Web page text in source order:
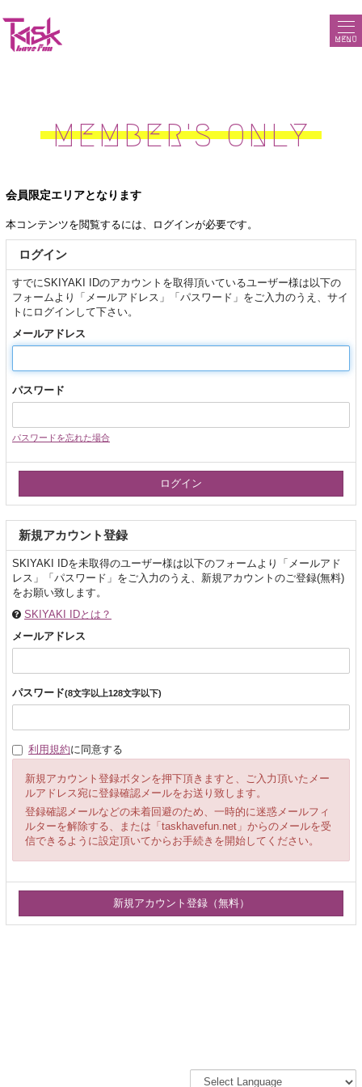
MENU
MEMBER'S ONLY
会員限定エリアとなります
本コンテンツを閲覧するには、ログインが必要です。
ログイン
すでにSKIYAKI IDのアカウントを取得頂いているユーザー様は以下の
フォームより「メールアドレス」「パスワード」をご入力のうえ、サイ
トにログインして下さい。
メールアドレス
パスワード
パスワードを忘れた場合
新規アカウント登録
SKIYAKI IDを未取得のユーザー様は以下のフォームより「メールアド
レス」「パスワード」をご入力のうえ、新規アカウントのご登録(無料)
をお願い致します。
SKIYAKI IDとは？
メールアドレス
パスワード(8文字以上128文字以下)
利用規約に同意する
新規アカウント登録ボタンを押下頂きますと、ご入力頂いたメー
ルアドレス宛に登録確認メールをお送り致します。
登録確認メールなどの未着回避のため、一時的に迷惑メールフィ
ルターを解除する、または「taskhavefun.net」からのメールを受
信できるように設定頂いてからお手続きを開始してください。